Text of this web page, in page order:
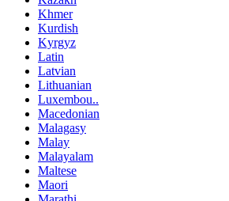
Khmer
Kurdish
Kyrgyz
Latin
Latvian
Lithuanian
Luxembou..
Macedonian
Malagasy
Malay
Malayalam
Maltese
Maori